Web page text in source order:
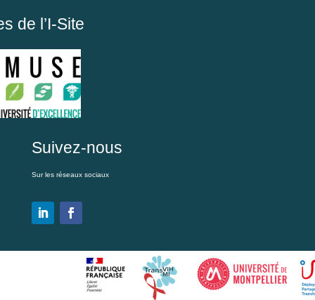
de l’I-Site
Suivez-nous
Sur les réseaux sociaux